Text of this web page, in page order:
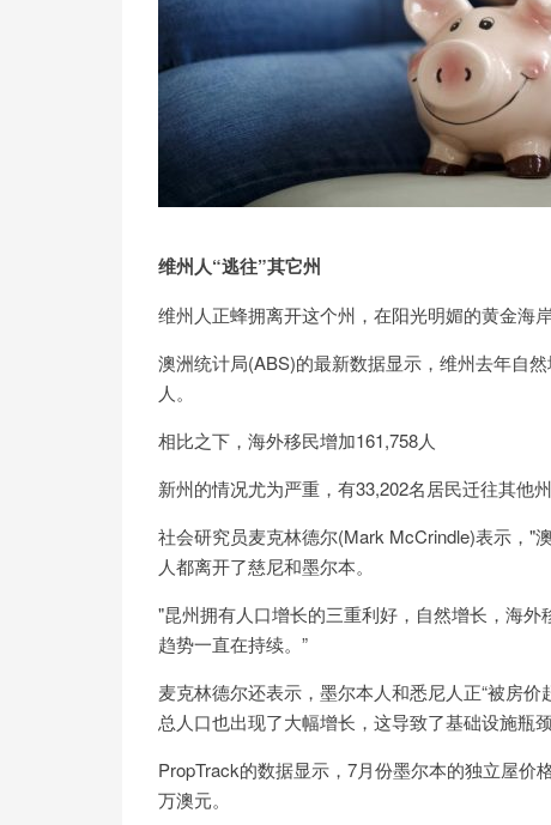
维州人“逃往”其它州
维州人正蜂拥离开这个州，在阳光明媚的黄金海
澳洲统计局(ABS)的最新数据显示，维州去年自
人。
相比之下，海外移民增加161,758人
新州的情况尤为严重，有33,202名居民迁往其他
社会研究员麦克林德尔(Mark McCrindle)表示，"
人都离开了慈尼和墨尔本。
"昆州拥有人口增长的三重利好，自然增长，海
趋势一直在持续。”
麦克林德尔还表示，墨尔本人和悉尼人正“被房
总人口也出现了大幅增长，这导致了基础设施瓶
PropTrack的数据显示，7月份墨尔本的独立屋价
万澳元。